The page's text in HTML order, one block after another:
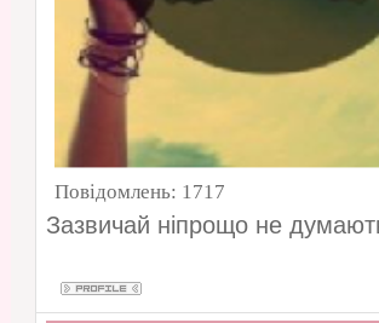
Повідомлень: 1717
Зазвичай ніпрощо не